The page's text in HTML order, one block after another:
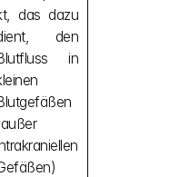
das dazu
den
in